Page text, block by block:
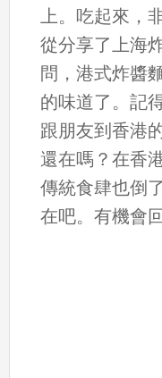
上。吃起來，
從分享了上海
問，港式炸醬
的味道了。記
跟朋友到香港
還在嗎？在香
傳統食肆也倒
在吧。有機會